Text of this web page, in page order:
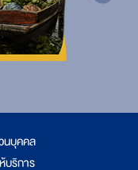
นบุคคล
บริการ